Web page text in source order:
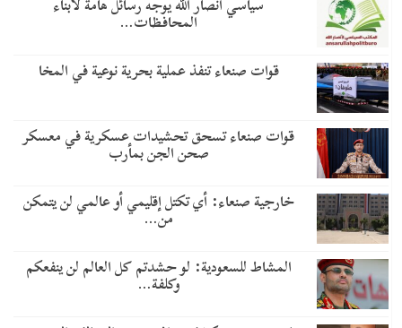
المحافظات…
قوات صنعاء تنفذ عملية بحرية نوعية في المخا
قوات صنعاء تسحق تحشيدات عسكرية في معسكر
صحن الجن بمأرب
خارجية صنعاء: أي تكتل إقليمي أو عالمي لن يتمكن
من…
المشاط للسعودية: لو حشدتم كل العالم لن ينفعكم
وكلفة…